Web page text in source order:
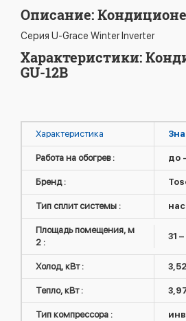
Описание:
Серия U-Grace Winter Inverter
Характеристики:
GU-12B
Характеристика
Работа на обогрев : до
Бренд :
Тип сплит системы :
Площадь помещения, м
2 :
31
Холод, кВт :
Тепло, кВт :
Тип компрессора :